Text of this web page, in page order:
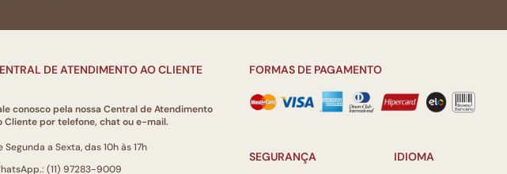
DE ATENDIMENTO AO CLIENTE
conosco pela nossa Central de Atendimento
Cliente por telefone, chat ou e-mail.
Segunda a Sexta, das 10h às 17h
(11) 97283-9009
FORMAS DE PAGAMENTO
SEGURANÇA IDIOMA